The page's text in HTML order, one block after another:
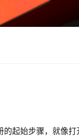
的起始步骤，就像